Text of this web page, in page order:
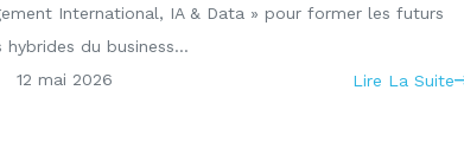
International, IA & Data » pour former les futurs
hybrides du business...
12 mai 2026 Lire La Suite